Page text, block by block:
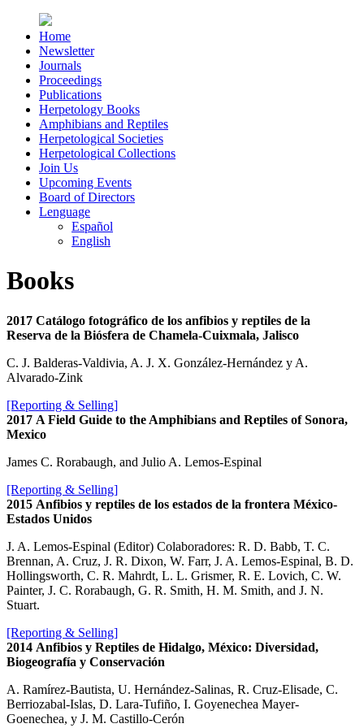
Home
Newsletter
Journals
Proceedings
Publications
Herpetology Books
Amphibians and Reptiles
Herpetological Societies
Herpetological Collections
Join Us
Upcoming Events
Board of Directors
Lenguage
Español
English
Books
2017 Catálogo fotográfico de los anfibios y reptiles de la
Reserva de la Biósfera de Chamela-Cuixmala, Jalisco
C. J. Balderas-Valdivia, A. J. X. González-Hernández y A.
Alvarado-Zink
[Reporting & Selling]
2017 A Field Guide to the Amphibians and Reptiles of Sonora,
Mexico
James C. Rorabaugh, and Julio A. Lemos-Espinal
[Reporting & Selling]
2015 Anfibios y reptiles de los estados de la frontera México-
Estados Unidos
J. A. Lemos-Espinal (Editor) Colaboradores: R. D. Babb, T. C.
Brennan, A. Cruz, J. R. Dixon, W. Farr, J. A. Lemos-Espinal, B. D.
Hollingsworth, C. R. Mahrdt, L. L. Grismer, R. E. Lovich, C. W.
Painter, J. C. Rorabaugh, G. R. Smith, H. M. Smith, and J. N.
Stuart.
[Reporting & Selling]
2014 Anfibios y Reptiles de Hidalgo, México: Diversidad,
Biogeografía y Conservación
A. Ramírez-Bautista, U. Hernández-Salinas, R. Cruz-Elisade, C.
Berriozabal-Islas, D. Lara-Tufiño, I. Goyenechea Mayer-
Goenechea, y J. M. Castillo-Cerón